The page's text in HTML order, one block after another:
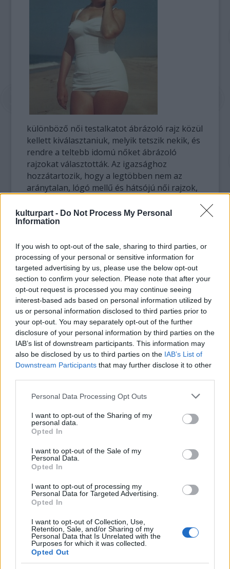
kulturpart - Do Not Process My Personal
Information
If you wish to opt-out of the sale, sharing to third parties, or
processing of your personal or sensitive information for
targeted advertising by us, please use the below opt-out
section to confirm your selection. Please note that after your
opt-out request is processed you may continue seeing
interest-based ads based on personal information utilized by
us or personal information disclosed to third parties prior to
your opt-out. You may separately opt-out of the further
disclosure of your personal information by third parties on the
IAB’s list of downstream participants. This information may
also be disclosed by us to third parties on the IAB’s List of
Downstream Participants that may further disclose it to other
Please note that this website/app uses one or more Google
not limited to your visit or usage behaviour. You may click to
grant or deny consent to Google and its third-party tags to
use your data for below specified purposes in below Google
consent section.
Personal Data Processing Opt Outs
I want to opt-out of the Sharing of my
personal data.
Opted In
I want to opt-out of the Sale of my
Personal Data.
Opted In
I want to opt-out of processing my
Personal Data for Targeted Advertising.
Opted In
I want to opt-out of Collection, Use,
Retention, Sale, and/or Sharing of my
Personal Data that Is Unrelated with the
Purposes for which it was collected.
Opted Out
különböző női testalkatot ábrázoló rajz közül
kellett kiválasztaniuk, melyik tetszik nekik, és
rendre a teltebb idomú nőket ábrázoló
rajzokat választották. Az igazsághoz
hozzátartozik, hogy a legtöbben nem az
aránytalan, lógó mellű és hátsójú női rajzok,
magasságú, telt combú és karú, dúskeblű,
42-es méretet hordó nőtípusok mellett
Vagyis ismét a 166 cm magas, dúsidomú nők
állnak nyerésre, és nem kell szégyellni a 75
cm-es derék és a 100 cm-es csípőbőséget. A
férfiakról tehát tényleg igaz, hogy nem
zavarja őket a zsírpárna, és a nők szemét,
mosolyát, bőrét és mellét nézik először.
"Az e méretekkel rendelkezők a világ
legkívánatosabb női jelen pillanatban, ami
szinte alig hihető, amikor mást sem látni,
egyik munkatársa. – "A világon még soha
nem volt annyi nő, mint most, akik a
zsírpárnák miatt e pillanatban is gyűlölik a
testüket. Adataink szerint csak a nők 6
százaléka nem fogyókúrázott soha, és három
közül egy nő már 14 éves kora előtt is
diétázott."
Test Lavór